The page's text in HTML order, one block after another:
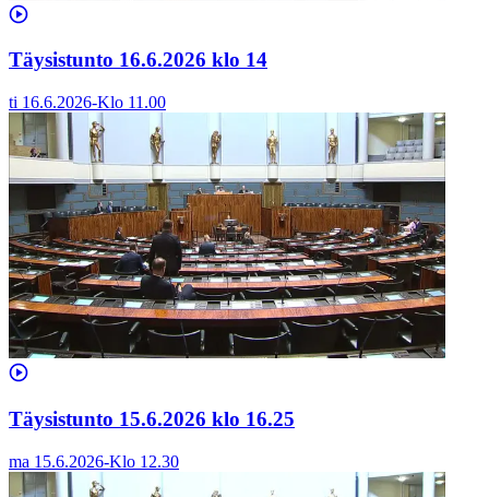
Täysistunto 16.6.2026 klo 14
ti 16.6.2026-Klo 11.00
Täysistunto 15.6.2026 klo 16.25
ma 15.6.2026-Klo 12.30